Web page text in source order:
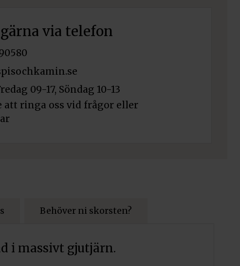
Westbo vedspis
kr
via telefon
09-17, Söndag 10-13
att ringa oss vid frågor eller
Behöver ni skorsten?
i massivt gjutjärn.